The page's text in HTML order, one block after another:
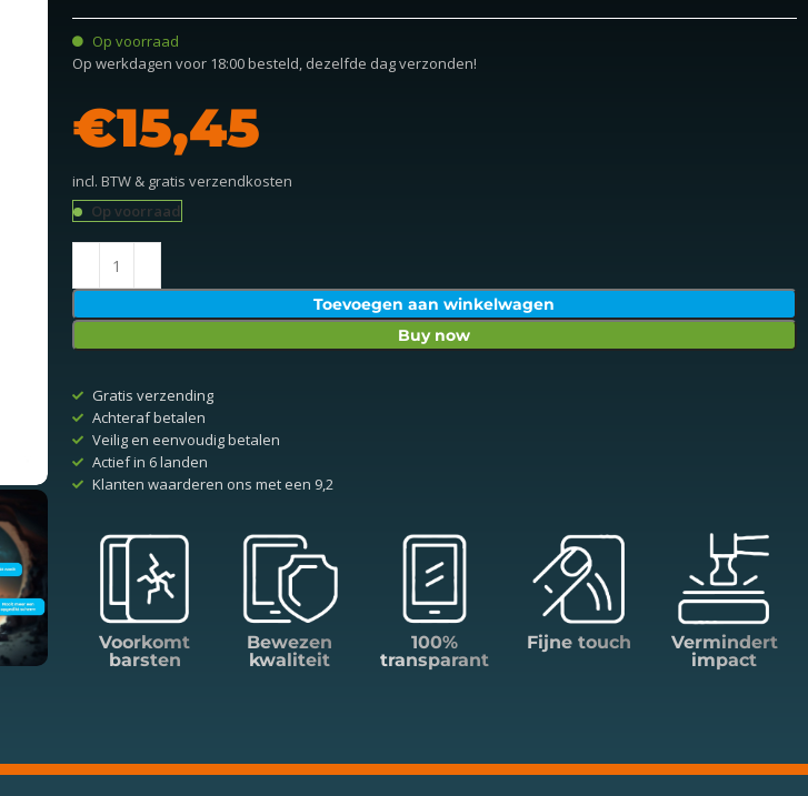
Op voorraad
Op werkdagen voor 18:00 besteld, dezelfde dag verzonden!
€
incl. BTW & gratis verzendkosten
Op voorraad
Toevoegen aan winkelwagen
Buy now
Gratis verzending
Achteraf betalen
Veilig en eenvoudig betalen
Actief in 6 landen
Klanten waarderen ons met een 9,2
Voorkomt
barsten
Bewezen
kwaliteit
100%
transparant
Fijne touch
Vermindert
impact